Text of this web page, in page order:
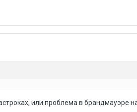
или проблема в брандмауэре